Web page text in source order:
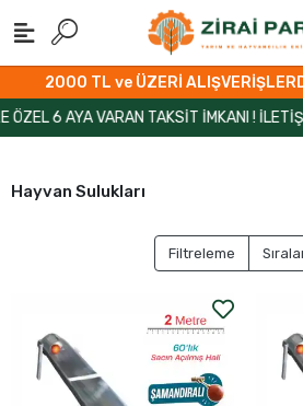
2000 TL ve ÜZERİ
6 AYA VARAN TAKSİT İMKANI ! İLETİŞİME
Hayvan Sulukları
Filtreleme